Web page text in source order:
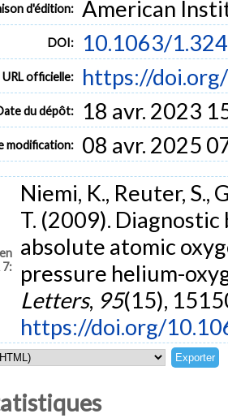
d'édition: American
DOI: 10.1063/
URL officielle: https://
du dépôt: 18 avr. 2023
modification: 08 avr. 2025
7:
Niemi, K., Reuter, S.,
T. (2009).
absolute atomic
pressure helium-
Letters, 95(15),
https://doi.org/